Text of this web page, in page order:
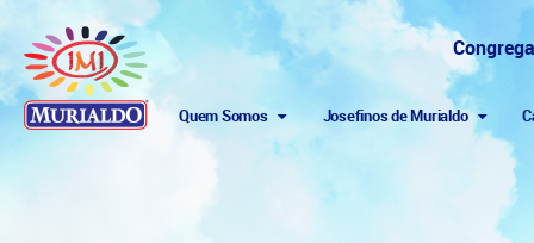
Quem Somos Josefinos de Murialdo